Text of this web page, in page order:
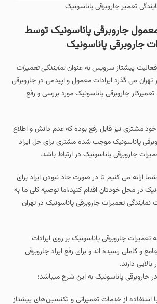
تعمیر جاروبرقی پاناسونیک
جاروبرقی پاناسونیک توسط
جاروبرقی پاناسونیک
فعالیت پیشتاز سرویس به عنواننمایندگی تعمیرات
تهران می گذرد ایرادات معمول و اپیدمی در جاروبرقی
جاروبرقی پاناسونیک مورد بررسی و رفع
خود مشتری نیز قابل رفع بوده که عدم دانش و اطلاع
پاناسونیک موجب شده مشتری برای حل ایراد
جاروبرقی پاناسونیک در ارتباط باشد.
ارائه می کنیم تا در صورت حاد نبودن ایراد برای
در محل خودتان اقدام کنید،اما توصیه کلی ما به
تعمیرات جاروبرقی پاناسونیک در تهران
تعمیرات جاروبرقی پاناسونیک بر روی ایرادات
و کاملی رسیده اند و برای رفع ایراد جاروبرقی
دارند.
جاروبرقی پاناسونیک به این شرح میباشد:
استفاده از خدمات تعمیراتی و تکنسین‌های پیشتاز